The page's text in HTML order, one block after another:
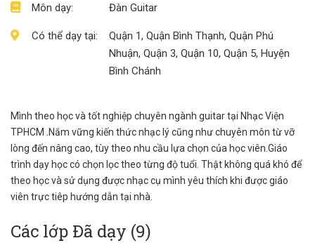
Môn dạy:
Có thể dạy tại:
Đàn Guitar
Quận 1, Quận Bình Thạnh, Quận Phú
Nhuận, Quận 3, Quận 10, Quận 5, Huyện
Bình Chánh
Mình theo học và tốt nghiệp chuyên ngành guitar tại Nhạc Viện
TPHCM .Nắm vững kiến thức nhạc lý cũng như chuyên môn từ vỡ
lòng đến nâng cao, tùy theo nhu cầu lựa chọn của học viên.Giáo
trình dạy học có chọn lọc theo từng độ tuổi. Thật không quá khó để
theo học và sử dụng được nhạc cụ mình yêu thích khi được giáo
viên trực tiêp hướng dẫn tại nhà.
Các lớp Đã dạy (9)